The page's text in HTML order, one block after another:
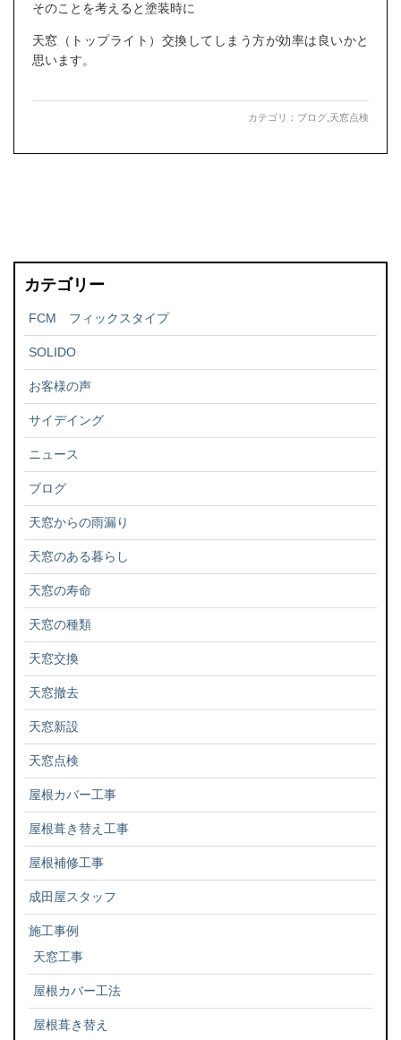
そのことを考えると塗装時に
天窓（トップライト）交換してしまう方が効率は良いかと
思います。
カテゴリ： ブログ 天窓点検
カテゴリー
FCM フィックスタイプ
SOLIDO
お客様の声
サイデイング
ニュース
ブログ
天窓からの雨漏り
天窓のある暮らし
天窓の寿命
天窓の種類
天窓交換
天窓撤去
天窓新設
天窓点検
屋根カバー工事
屋根葺き替え工事
屋根補修工事
成田屋スタッフ
施工事例
天窓工事
屋根カバー工法
屋根葺き替え